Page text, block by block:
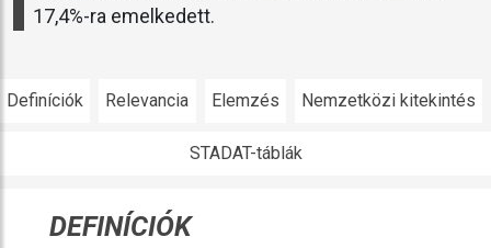
17,4%-ra emelkedett.
Definíciók Relevancia Elemzés Nemzetközi kitekintés
STADAT-táblák
DEFINÍCIÓK